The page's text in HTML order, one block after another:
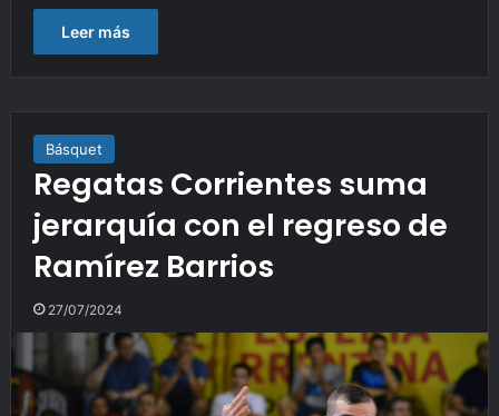
Leer más
Básquet
Regatas Corrientes suma
jerarquía con el regreso de
Ramírez Barrios
27/07/2024